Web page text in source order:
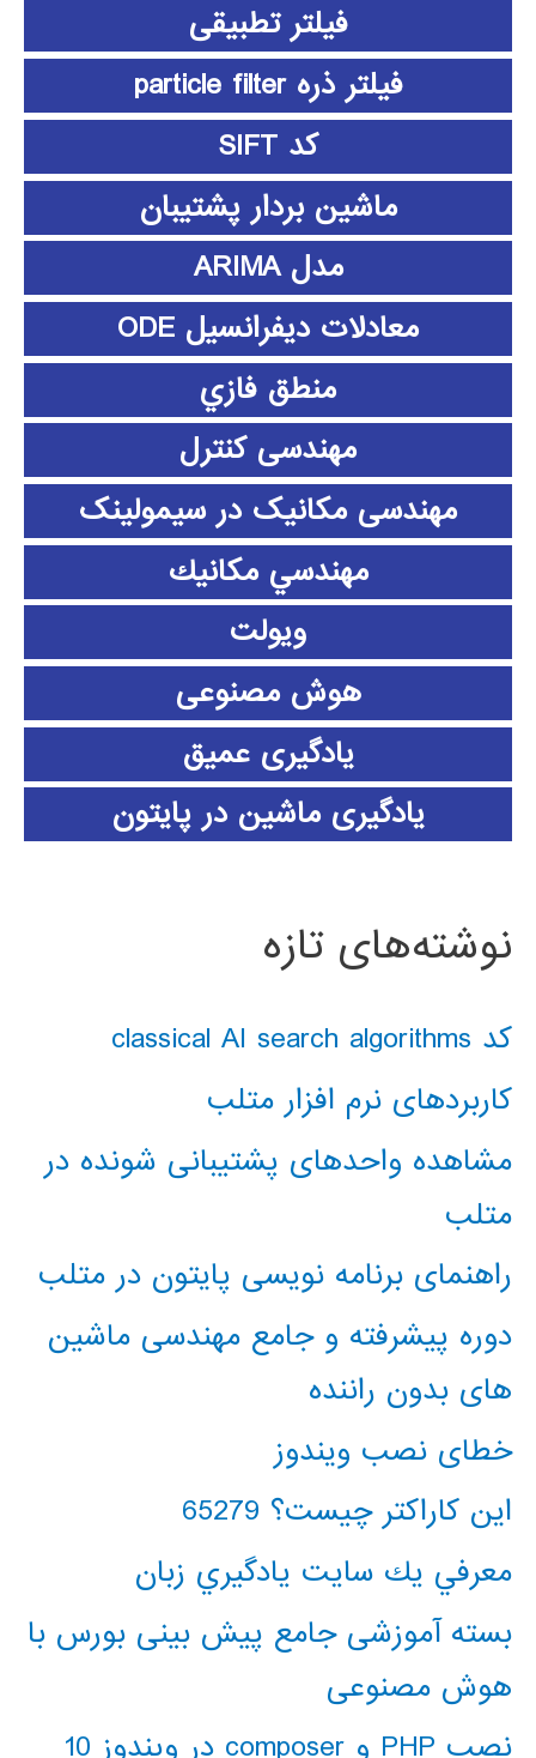
فیلتر تطبیقی
فیلتر ذره particle filter
کد SIFT
ماشین بردار پشتیبان
مدل ARIMA
معادلات دیفرانسیل ODE
منطق فازي
مهندسی کنترل
مهندسی مکانیک در سیمولینک
مهندسي مكانيك
ویولت
هوش مصنوعی
یادگیری عمیق
یادگیری ماشین در پایتون
نوشته‌های تازه
کد classical AI search algorithms
کاربردهای نرم افزار متلب
مشاهده واحدهای پشتیبانی شونده در
متلب
راهنمای برنامه نویسی پایتون در متلب
دوره پیشرفته و جامع مهندسی ماشین
های بدون راننده
خطای نصب ویندوز
این کاراکتر چیست؟ 65279
معرفي يك سايت يادگيري زبان
بسته آموزشی جامع پیش بینی بورس با
هوش مصنوعی
نصب PHP و composer در ویندوز 10